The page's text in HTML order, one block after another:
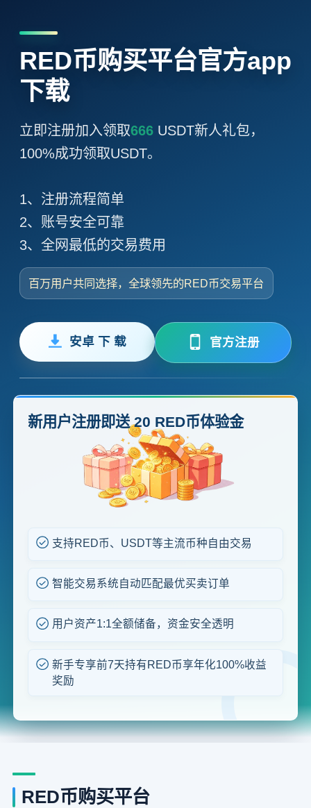
RED币购买平台官方app
下载
立即注册加入领取666USDT新人礼包，
100%成功领取USDT。
1、注册流程简单
2、账号安全可靠
3、全网最低的交易费用
百万用户共同选择，全球领先的RED币交易平台
安卓 下 载 官方注册
新用户注册即送 20 RED币体验金
支持RED币、USDT等主流币种自由交易
智能交易系统自动匹配最优买卖订单
用户资产1:1全额储备，资金安全透明
新手专享前7天持有RED币享年化100%收益
奖励
RED币购买平台